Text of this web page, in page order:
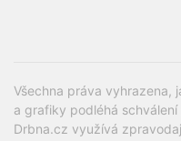
Všechna práva vyhrazena,
a grafiky podléhá
Drbna.cz využívá